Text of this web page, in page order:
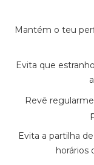
Mantém o teu
Evita que
Revê
Evita a partilha
horários